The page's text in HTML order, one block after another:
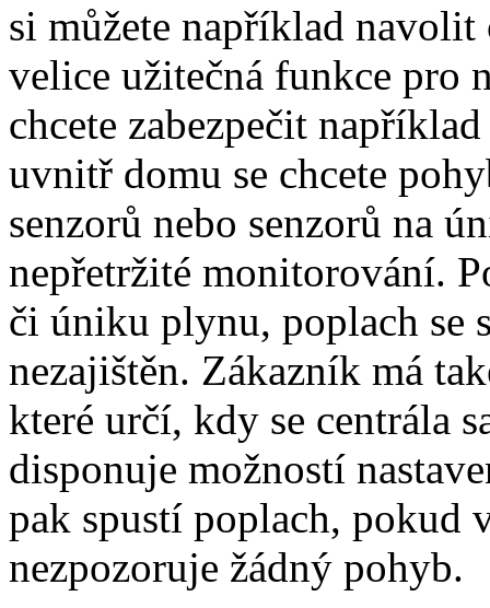
si můžete například navolit
velice užitečná funkce pro
chcete zabezpečit
uvnitř domu se chcete
senzorů nebo senzorů na
nepřetržité monitorování.
či úniku plynu, poplach se
nezajištěn. Zákazník má
které určí, kdy se centrála
disponuje možností
pak spustí poplach, pokud
nezpozoruje žádný pohyb.